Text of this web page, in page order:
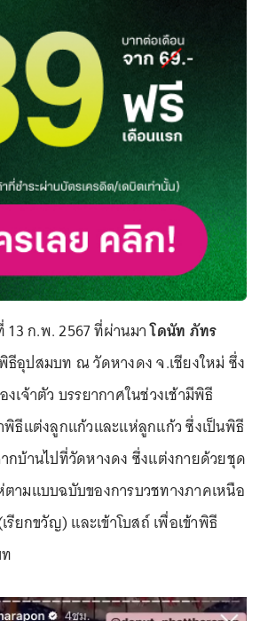
13 ก.พ. 2567 ที่ผ่านมาโดนัท ภัทร
อุปสมบท ณ วัดหางดง จ.เชียงใหม่ ซึ่ง
เจ้าตัว บรรยากาศในช่วงเช้ามีพิธี
พิธีแต่งลูกแก้วและแห่ลูกแก้ว ซึ่งเป็นพิธี
กบ้านไปที่วัดหางดง ซึ่งแต่งกายด้วยชุด
ามแบบฉบับของการบวชทางภาคเหนือ
รียกขวัญ) และเข้าโบสถ์ เพื่อเข้าพิธี